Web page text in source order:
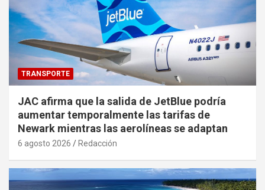
TRANSPORTE
JAC afirma que la salida de JetBlue podría
aumentar temporalmente las tarifas de
Newark mientras las aerolíneas se adaptan
6 agosto 2026 Redacción